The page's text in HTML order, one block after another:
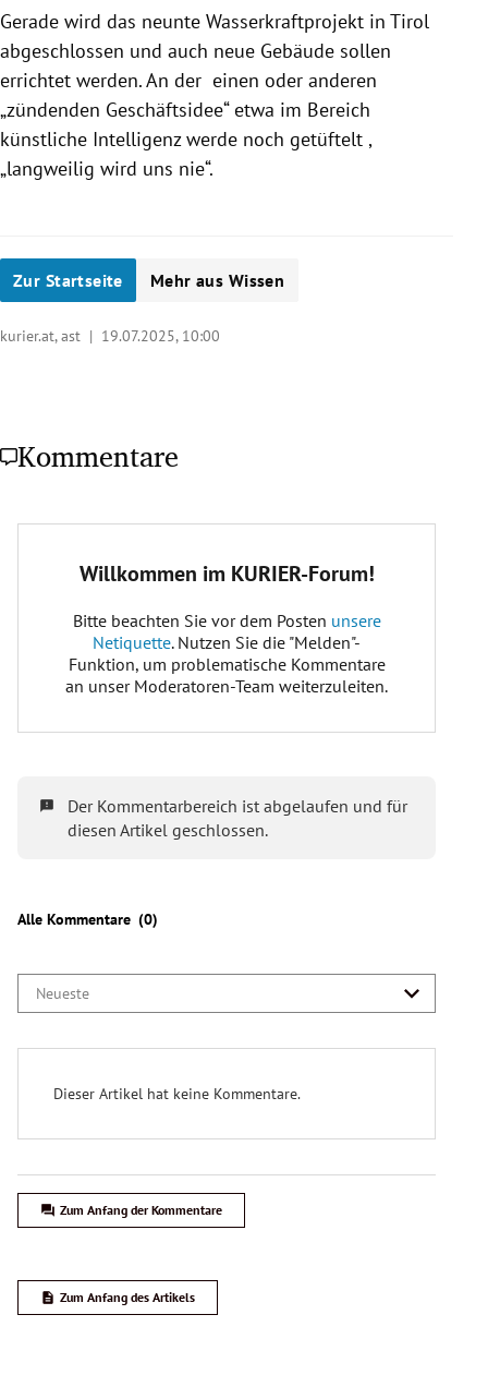
Gerade wird das neunte Wasserkraftprojekt in Tirol
abgeschlossen und auch neue Gebäude sollen
errichtet werden. An der einen oder anderen
„zündenden Geschäftsidee“ etwa im Bereich
künstliche Intelligenz werde noch getüftelt ,
„langweilig wird uns nie“.
Zur Startseite Mehr aus Wissen
kurier.at, ast | 19.07.2025, 10:00
Kommentare